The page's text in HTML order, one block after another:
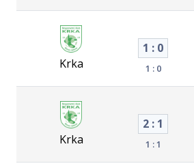
Krka
1 : 0
1 : 0
Krka
2 : 1
1 : 1